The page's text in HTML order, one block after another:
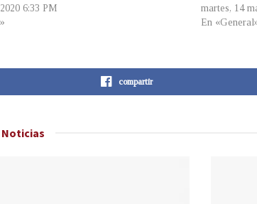
6:33 PM
martes, 14
En
compartir
Noticias